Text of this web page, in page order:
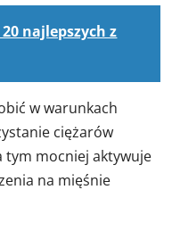
najlepszych z
w warunkach
ciężarów
mocniej aktywuje
na mięśnie